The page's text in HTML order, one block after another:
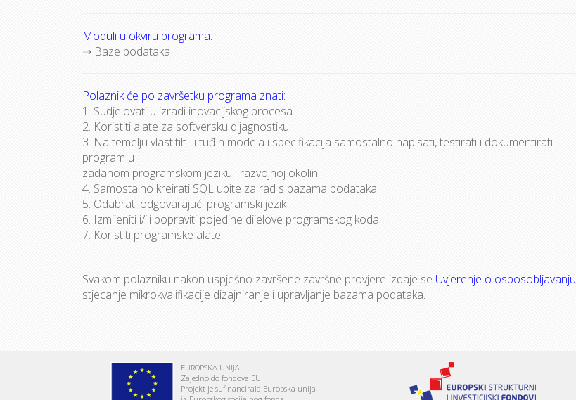
Moduli u okviru programa:
⇒ Baze podataka
Polaznik će po završetku programa znati:
1. Sudjelovati u izradi inovacijskog procesa
2. Koristiti alate za softversku dijagnostiku
3. Na temelju vlastitih ili tuđih modela i specifikacija samostalno napisati, testirati i dokumentirati
program u
zadanom programskom jeziku i razvojnoj okolini
4. Samostalno kreirati SQL upite za rad s bazama podataka
5. Odabrati odgovarajući programski jezik
6. Izmijeniti i/ili popraviti pojedine dijelove programskog koda
7. Koristiti programske alate
Svakom polazniku nakon uspješno završene završne provjere izdaje se Uvjerenje o osposobljavanju
stjecanje mikrokvalifikacije dizajniranje i upravljanje bazama podataka.
EUROPSKA UNIJA
Zajedno do fondova EU
Projekt je sufinancirala Europska unija